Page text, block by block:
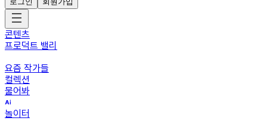
콘텐츠
프로덕트 밸리
요즘 작가들
컬렉션
물어봐
놀이터